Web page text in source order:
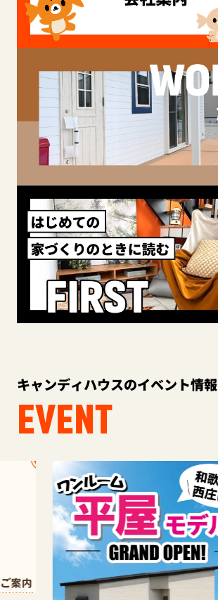
キャンディハウスのイベント情報
EVENT